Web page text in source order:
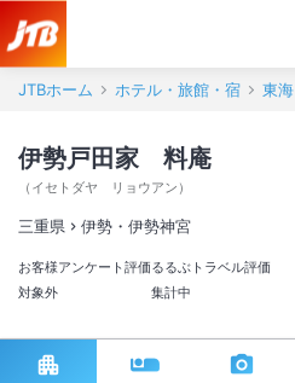
JTBホーム ホテル・旅館・宿 東海
伊勢戸田家 料庵
（ イセトダヤ リョウアン ）
三重県 伊勢・伊勢神宮
お客様アンケート評価
対象外
るるぶトラベル評価
集計中